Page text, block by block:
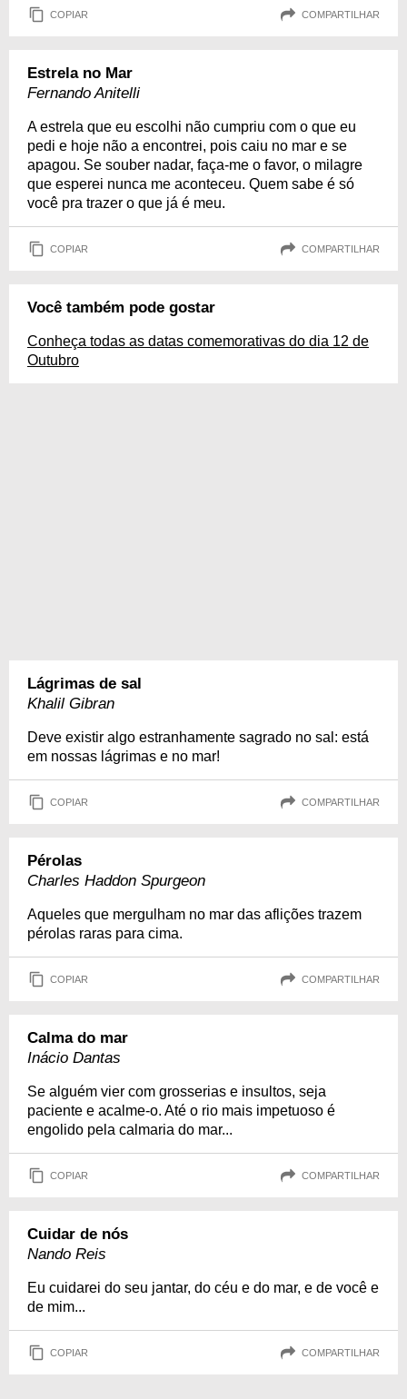
COPIAR COMPARTILHAR
Estrela no Mar
Fernando Anitelli
A estrela que eu escolhi não cumpriu com o que eu
pedi e hoje não a encontrei, pois caiu no mar e se
apagou. Se souber nadar, faça-me o favor, o milagre
que esperei nunca me aconteceu. Quem sabe é só
você pra trazer o que já é meu.
COPIAR COMPARTILHAR
Você também pode gostar
Conheça todas as datas comemorativas do dia 12 de
Outubro
Lágrimas de sal
Khalil Gibran
Deve existir algo estranhamente sagrado no sal: está
em nossas lágrimas e no mar!
COPIAR COMPARTILHAR
Pérolas
Charles Haddon Spurgeon
Aqueles que mergulham no mar das aflições trazem
pérolas raras para cima.
COPIAR COMPARTILHAR
Calma do mar
Inácio Dantas
Se alguém vier com grosserias e insultos, seja
paciente e acalme-o. Até o rio mais impetuoso é
engolido pela calmaria do mar...
COPIAR COMPARTILHAR
Cuidar de nós
Nando Reis
Eu cuidarei do seu jantar, do céu e do mar, e de você e
de mim...
COPIAR COMPARTILHAR